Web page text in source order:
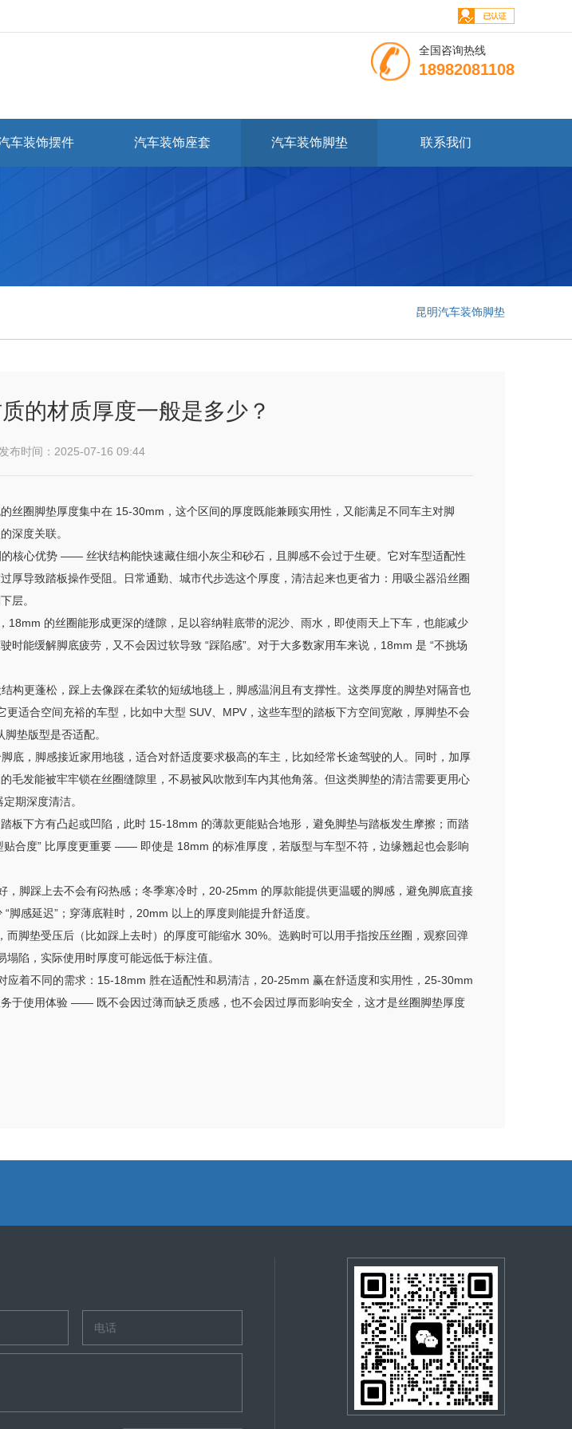
全国咨询热线
18982081108
车装饰摆件 汽车装饰座套 汽车装饰脚垫 联系我们
昆明汽车装饰脚垫
的材质厚度一般是多少？
时间：2025-07-16 09:44
丝圈脚垫厚度集中在 15-30mm，这个区间的厚度既能兼顾实用性，又能满足不同车主对脚
深度关联。
核心优势 —— 丝状结构能快速藏住细小灰尘和砂石，且脚感不会过于生硬。它对车型适配性
导致踏板操作受阻。日常通勤、城市代步选这个厚度，清洁起来也更省力：用吸尘器沿丝圈
层。
18mm 的丝圈能形成更深的缝隙，足以容纳鞋底带的泥沙、雨水，即使雨天上下车，也能减少
能缓解脚底疲劳，又不会因过软导致 “踩陷感”。对于大多数家用车来说，18mm 是 “不挑场
构更蓬松，踩上去像踩在柔软的短绒地毯上，脚感温润且有支撑性。这类厚度的脚垫对隔音也
适合空间充裕的车型，比如中大型 SUV、MPV，这些车型的踏板下方空间宽敞，厚脚垫不会
垫版型是否适配。
底，脚感接近家用地毯，适合对舒适度要求极高的车主，比如经常长途驾驶的人。同时，加厚
发能被牢牢锁在丝圈缝隙里，不易被风吹散到车内其他角落。但这类脚垫的清洁需要更用心
期深度清洁。
板下方有凸起或凹陷，此时 15-18mm 的薄款更能贴合地形，避免脚垫与踏板发生摩擦；而踏
合度” 比厚度更重要 —— 即使是 18mm 的标准厚度，若版型与车型不符，边缘翘起也会影响
脚踩上去不会有闷热感；冬季寒冷时，20-25mm 的厚款能提供更温暖的脚感，避免脚底直接
感延迟”；穿薄底鞋时，20mm 以上的厚度则能提升舒适度。
脚垫受压后（比如踩上去时）的厚度可能缩水 30%。选购时可以用手指按压丝圈，观察回弹
陷，实际使用时厚度可能远低于标注值。
着不同的需求：15-18mm 胜在适配性和易清洁，20-25mm 赢在舒适度和实用性，25-30mm
于使用体验 —— 既不会因过薄而缺乏质感，也不会因过厚而影响安全，这才是丝圈脚垫厚度